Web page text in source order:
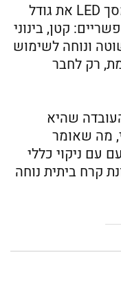
תוכלו לבחור בקלות מאוד, דרך מסך LED את גודל
3 גדלים אפשריים: קטן, בינוני
ונוחה לשימוש
רק לחבר
שהיא
מה שאומר
עם ניקוי כללי
קרח ביתית נוחה